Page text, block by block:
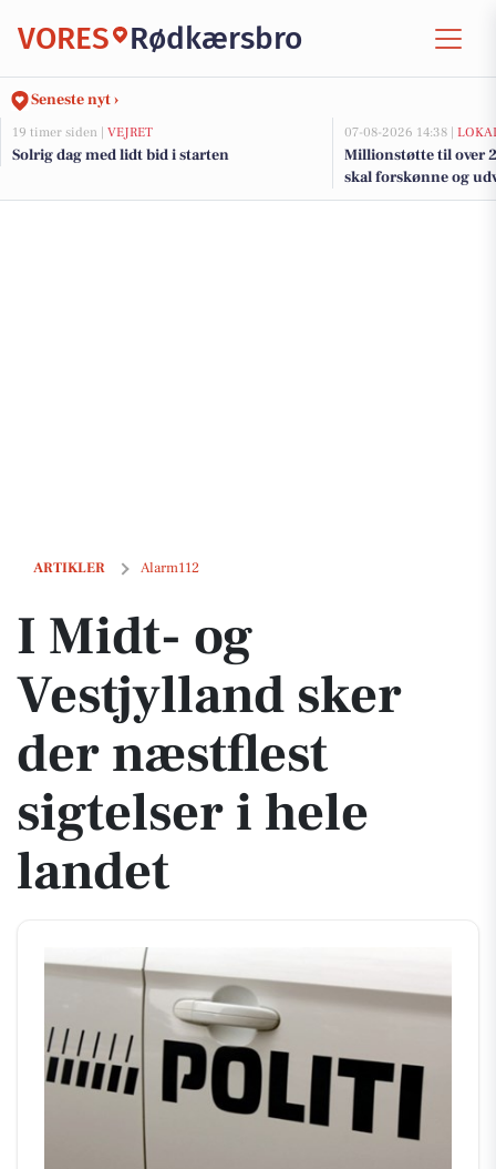
VORES Rødkærsbro
Seneste nyt ›
19 timer siden | VEJRET
Solrig dag med lidt bid i starten
07-08-2026 14:38 |
Millionstøtte til over
skal forskønne og
Kommunes mindre
ARTIKLER Alarm112
I Midt- og Vestjylland sker der næstflest sigtelser i hele landet
I Midt- og
Vestjylland sker
der næstflest
sigtelser i hele
landet